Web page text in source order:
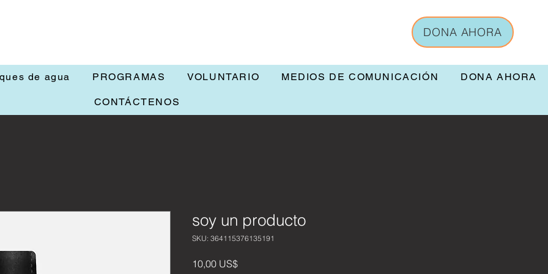
DONA AHORA
de agua PROGRAMAS VOLUNTARIO MEDIOS DE COMUNICACIÓN DONA AHORA
CONTÁCTENOS
soy un producto
SKU: 364115376135191
10,00 US$Precio